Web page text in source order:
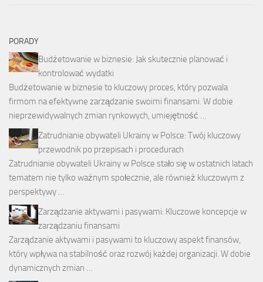
PORADY
Budżetowanie w biznesie: Jak skutecznie planować i
kontrolować wydatki
Budżetowanie w biznesie to kluczowy proces, który pozwala
firmom na efektywne zarządzanie swoimi finansami. W dobie
nieprzewidywalnych zmian rynkowych, umiejętność …
Zatrudnianie obywateli Ukrainy w Polsce: Twój kluczowy
przewodnik po przepisach i procedurach
Zatrudnianie obywateli Ukrainy w Polsce stało się w ostatnich latach
tematem nie tylko ważnym społecznie, ale również kluczowym z
perspektywy …
Zarządzanie aktywami i pasywami: Kluczowe koncepcje w
zarządzaniu finansami
Zarządzanie aktywami i pasywami to kluczowy aspekt finansów,
który wpływa na stabilność oraz rozwój każdej organizacji. W dobie
dynamicznych zmian …